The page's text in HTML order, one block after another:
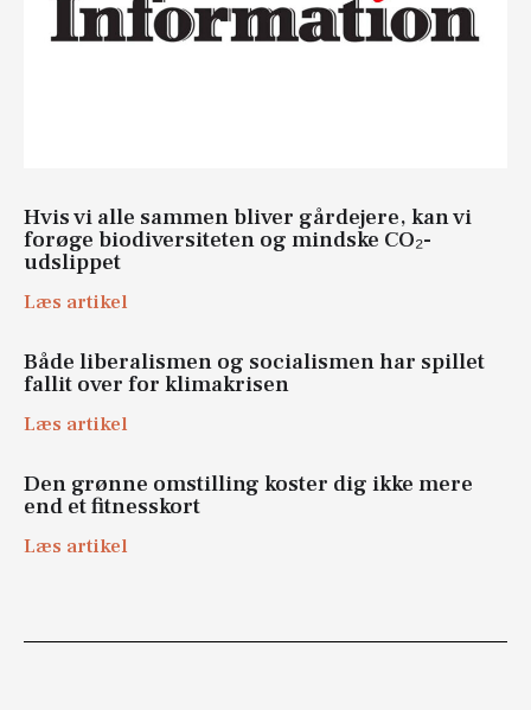
Hvis vi alle sammen bliver gårdejere, kan vi
forøge biodiversiteten og mindske CO₂-
udslippet
Læs artikel
Både liberalismen og socialismen har spillet
fallit over for klimakrisen
Læs artikel
Den grønne omstilling koster dig ikke mere
end et fitnesskort
Læs artikel